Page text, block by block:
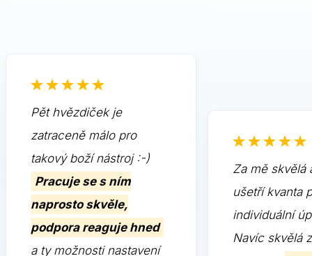
Pět hvězdiček je
zatraceně málo pro
takový boží nástroj :-)
Pracuje se s ním
naprosto skvěle,
podpora reaguje hned
a ty možnosti nastavení
Za mě skvělá
ušetří kvanta
individuální
Navíc skvělá